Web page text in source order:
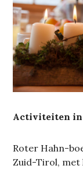
Activiteiten in
Roter Hahn-
Zuid-Tirol, met